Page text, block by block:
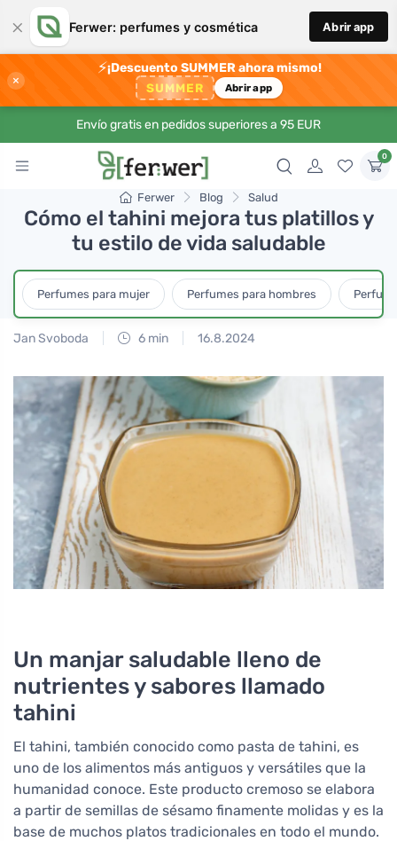
× Ferwer: perfumes y cosmética Abrir app
×
⚡¡Descuento SUMMER ahora mismo!
SUMMER Abrir app
Envío gratis en pedidos superiores a 95 EUR
0
Ferwer Blog Salud
Cómo el tahini mejora tus platillos y
tu estilo de vida saludable
Perfumes para mujer Perfumes para hombres
Jan Svoboda 6 min 16.8.2024
Un manjar saludable lleno de
nutrientes y sabores llamado
tahini
El tahini, también conocido como pasta de tahini, es
uno de los alimentos más antiguos y versátiles que la
humanidad conoce. Este producto cremoso se elabora
a partir de semillas de sésamo finamente molidas y es la
base de muchos platos tradicionales en todo el mundo.